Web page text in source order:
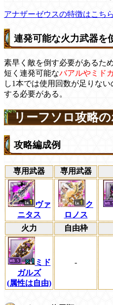
アナザーゼウスの特徴はこちら
連発可能な火力武器を
素早く敵を倒す必要があるた
短く連発可能なバアルやミド
し1本では使用回数が足りな
する必要がある。
リーフソロ攻略
攻略編成例
専用武器 専用武器
ヴァ
ニタス
ク
ロノス
火力
自由枠
ミド
ガルズ
(属性は自由)
-